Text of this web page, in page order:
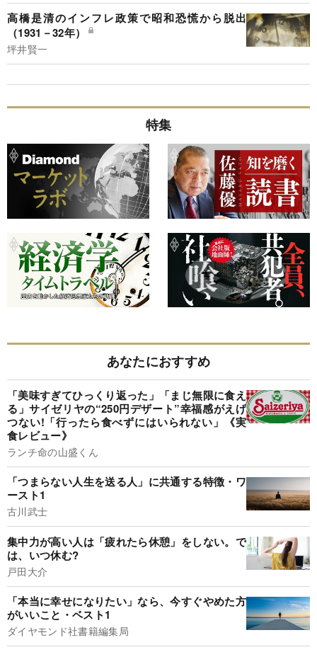
高橋是清のインフレ政策で昭和恐慌から脱出
（1931－32年）
坪井賢一
特集
あなたにおすすめ
「美味すぎてひっくり返った」「まじ無限に食え
る」サイゼリヤの“250円デザート”幸福感がえげ
つない!「行ったら食べずにはいられない」《実
食レビュー》
ランチ命の山盛くん
「つまらない人生を送る人」に共通する特徴・ワ
ースト1
古川武士
集中力が高い人は「疲れたら休憩」をしない。で
は、いつ休む?
戸田大介
「本当に幸せになりたい」なら、今すぐやめた方
がいいこと・ベスト1
ダイヤモンド社書籍編集局